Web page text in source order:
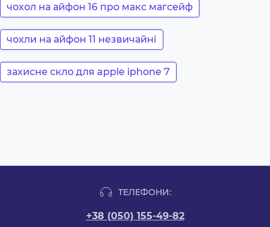
чохол на айфон 16 про макс магсейф
чохли на айфон 11 незвичайні
захисне скло для apple iphone 7
ТЕЛЕФОНИ:
+38 (050) 155-49-82